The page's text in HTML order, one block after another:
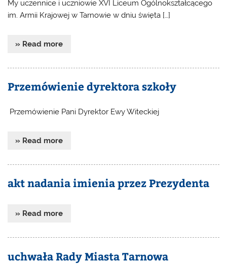
My uczennice i uczniowie XVI Liceum Ogólnokształcącego
im. Armii Krajowej w Tarnowie w dniu święta […]
» Read more
Przemówienie dyrektora szkoły
Przemówienie Pani Dyrektor Ewy Witeckiej
» Read more
akt nadania imienia przez Prezydenta
» Read more
uchwała Rady Miasta Tarnowa